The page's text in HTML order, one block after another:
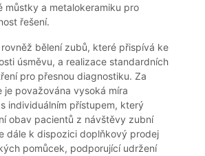
můstky a metalokeramiku pro
řešení.
bělení zubů, které přispívá ke
úsměvu, a realizace standardních
pro přesnou diagnostiku. Za
je považována vysoká míra
individuálním přístupem, který
obav pacientů z návštěvy zubní
dále k dispozici doplňkový prodej
pomůcek, podporující udržení